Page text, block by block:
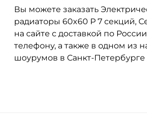
Вы можете заказать
радиаторы 60x60 P 7 секций,
на сайте с доставкой по
телефону, а также в одном из
шоурумов в Санкт-